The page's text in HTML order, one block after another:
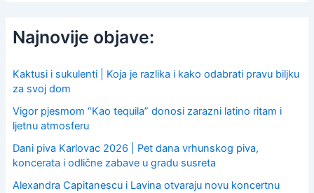
c
h
o
r
Najnovije objave:
Kaktusi i sukulenti | Koja je razlika i kako odabrati pravu biljku
za svoj dom
Vigor pjesmom “Kao tequila” donosi zarazni latino ritam i
ljetnu atmosferu
Dani piva Karlovac 2026 | Pet dana vrhunskog piva,
koncerata i odlične zabave u gradu susreta
Alexandra Capitanescu i Lavina otvaraju novu koncertnu